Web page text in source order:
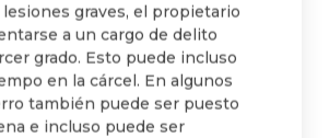
graves, el propietario
a un cargo de delito
grado. Esto puede incluso
en la cárcel. En algunos
también puede ser puesto
e incluso puede ser